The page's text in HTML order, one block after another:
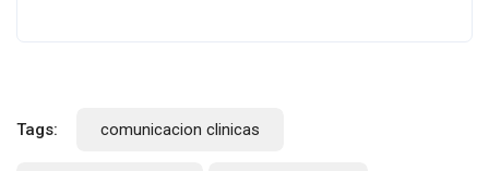
Tags: comunicacion clinicas